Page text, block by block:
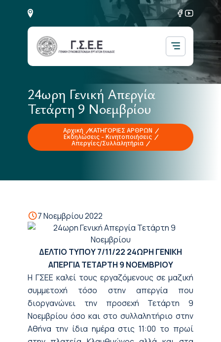
24ωρη Γενική Απεργία
Τετάρτη 9 Νοεμβρίου
Αρχική
ΚΑΤΗΓΟΡΙΕΣ ΑΡΘΡΩΝ
Εκδηλώσεις - Κινητοποιήσεις
Απεργίες/Συλλαλητήρια
7 Νοεμβρίου 2022
ΔΕΛΤΙΟ ΤΥΠΟΥ7/11/22 24ΩΡΗ ΓΕΝΙΚΗ
ΑΠΕΡΓΙΑ ΤΕΤΑΡΤΗ 9 ΝΟΕΜΒΡΙΟΥ
H ΓΣΕΕ καλεί τους εργαζόμενους σε μαζική
συμμετοχή τόσο στην απεργία που
διοργανώνει την προσεχή Τετάρτη 9
Νοεμβρίου όσο και στο συλλαλητήριο στην
Αθήνα την ίδια ημέρα στις 11:00 το πρωί